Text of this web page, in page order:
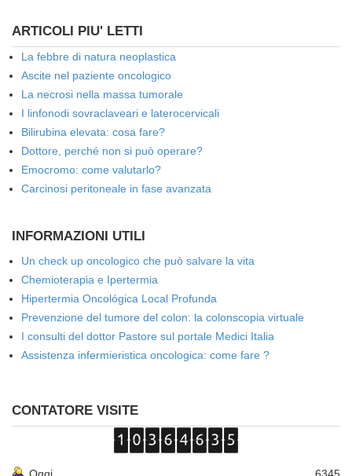
ARTICOLI PIU' LETTI
La febbre di natura neoplastica
Ascite nel paziente oncologico
La necrosi nella massa tumorale
I linfonodi sovraclaveari e laterocervicali
Bilirubina elevata: cosa fare?
Dottore, perché non si può operare?
Emocromo: come valutarlo?
Carcinosi peritoneale in fase avanzata
INFORMAZIONI UTILI
Un check up oncologico che può salvare la vita
Chemioterapia e Ipertermia
Hipertermia Oncológica Local Profunda
Prevenzione del tumore del colon: la colonscopia virtuale
I consulti del dottor Pastore sul portale Medici Italia
Assistenza infermieristica oncologica: come fare ?
CONTATORE VISITE